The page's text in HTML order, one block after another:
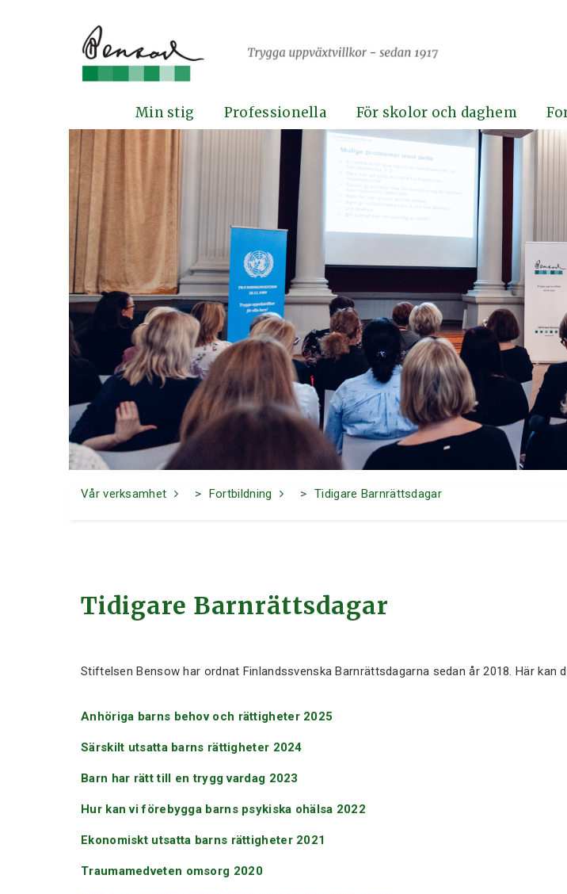
Min stig Professionella För skolor och daghem
Vår verksamhet Fortbildning Tidigare Barnrättsdagar
Tidigare Barnrättsdagar
Stiftelsen Bensow har ordnat Finlandssvenska Barnrättsdagarna sedan år 2018. Här kan
Anhöriga barns behov och rättigheter 2025
Särskilt utsatta barns rättigheter 2024
Barn har rätt till en trygg vardag 2023
Hur kan vi förebygga barns psykiska ohälsa 2022
Ekonomiskt utsatta barns rättigheter 2021
Traumamedveten omsorg 2020